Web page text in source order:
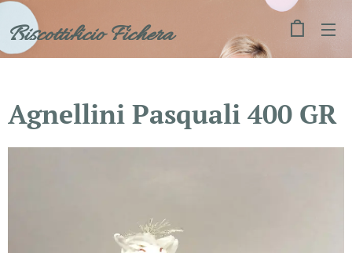
Biscottificio Fichera
Agnellini Pasquali 400 GR